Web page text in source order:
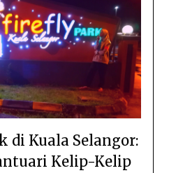
di Kuala Selangor:
Kelip-Kelip